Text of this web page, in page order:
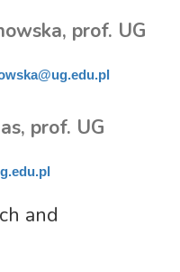
prof. UG
prof. UG
and